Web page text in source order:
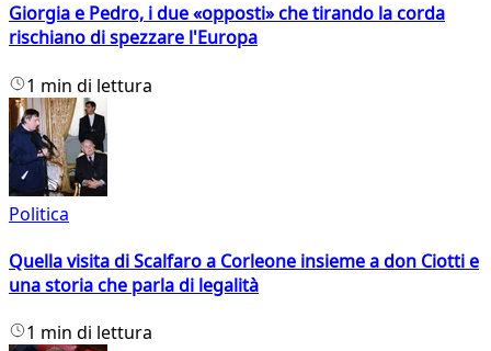
Giorgia e Pedro, i due «opposti» che tirando la corda
rischiano di spezzare l'Europa
1 min di lettura
Politica
Quella visita di Scalfaro a Corleone insieme a don Ciotti e
una storia che parla di legalità
1 min di lettura